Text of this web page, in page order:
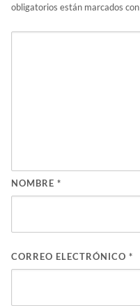
obligatorios están marcados con
NOMBRE *
CORREO ELECTRÓNICO *